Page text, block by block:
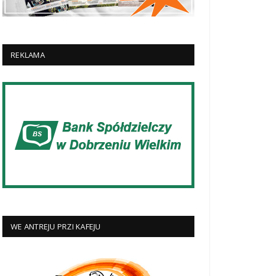
REKLAMA
WE ANTREJU PRZI KAFEJU